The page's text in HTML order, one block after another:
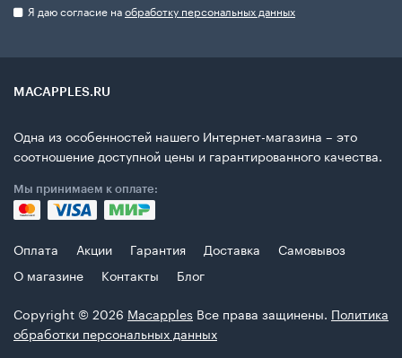
Я даю согласие наобработку персональных данных
MACAPPLES.RU
Одна из особенностей нашего Интернет-магазина – это
соотношение доступной цены и гарантированного качества.
Мы принимаем к оплате:
Оплата Акции Гарантия Доставка
Самовывоз
О магазине
Контакты
Блог
Copyright © 2026 Macapples Все права защинены. Политика
обработки персональных данных